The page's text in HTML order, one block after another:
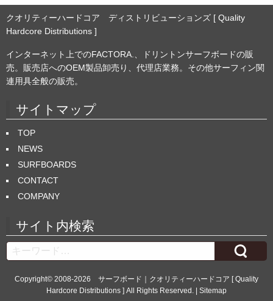
クオリティーハードコア ディストリビューションズ [ Quality
Hardcore Distributions ]
インターネット上でのFACTORA.、ドリントンサーフボードの販
売。販売店へのOEM製品卸売り、代理店業務。その他サーフィン関
連用具全般の販売。
サイトマップ
TOP
NEWS
SURFBOARDS
CONTACT
COMPANY
サイト内検索
Search
Copyright© 2008-2026 サーフボード｜クオリティーハードコア [ Quality
Hardcore Distributions ] All Rights Reserved. | Sitemap